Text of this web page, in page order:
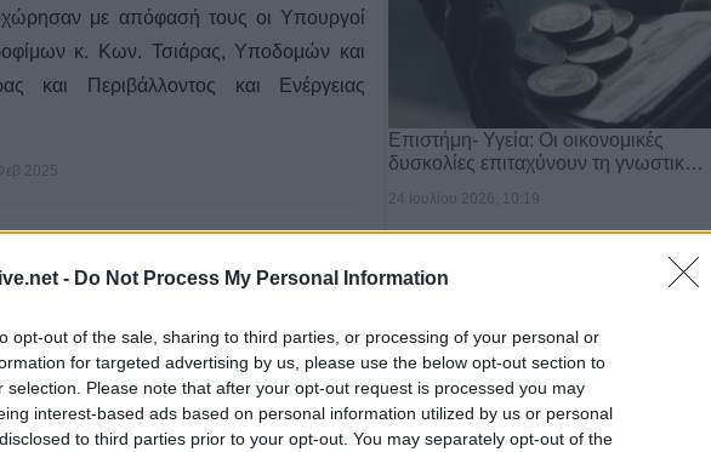
- Do Not Process My Personal Information
opt-out of the sale, sharing to third parties, or processing of your personal or
for targeted advertising by us, please use the below opt-out section to
selection. Please note that after your opt-out request is processed you may
interest-based ads based on personal information utilized by us or personal
to third parties prior to your opt-out. You may separately opt-out of the
με απόφασή τους οι Υπουργοί
κ. Κων. Τσιάρας, Υποδομών και
και Περιβάλλοντος και Ενέργειας
2025
το βράδυ της Τετάρτης
περιοχή των Σοφάδων
σημειώθηκε το βράδυ της Τετάρτης 19
Σοφάδων.
Επιστήμη- Υγεία: Οι οικονομικές
δυσκολίες επιταχύνουν τη γνωστικ…
24 Ιουλίου 2026, 10:19